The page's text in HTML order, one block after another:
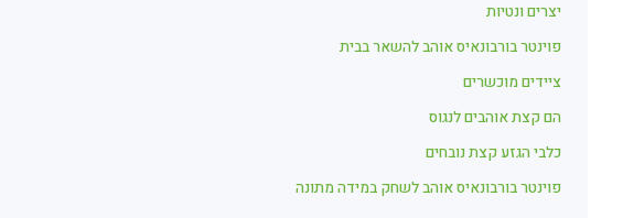
יצרים ונטיות
פוינטר בורבונאיס אוהב להשאר בבית
ציידים מוכשרים
הם קצת אוהבים לנגוס
כלבי הגזע קצת נובחים
פוינטר בורבונאיס אוהב לשחק במידה מתונה